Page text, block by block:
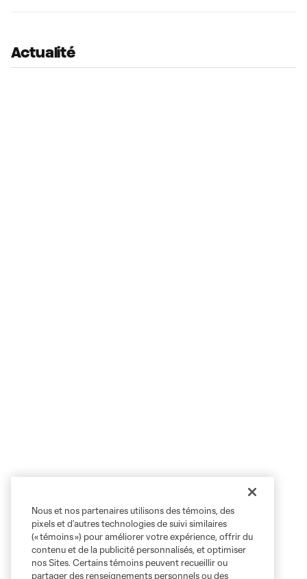
Actualité
Nous et nos partenaires utilisons des témoins, des
pixels et d’autres technologies de suivi similaires
(« témoins ») pour améliorer votre expérience, offrir du
contenu et de la publicité personnalisés, et optimiser
nos Sites. Certains témoins peuvent recueillir ou
partager des renseignements personnels ou des